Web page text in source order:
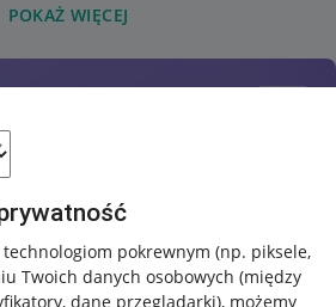
pokrewnym (np. piksele,
Twoich danych osobowych (między
dane przeglądarki), możemy
POKAŻ WIĘCEJ